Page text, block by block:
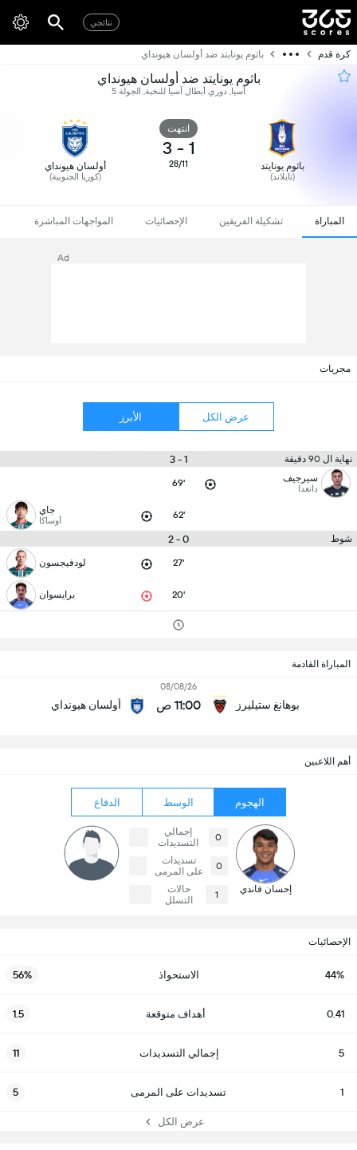
نتائجي
كرة قدم باثوم يونايتد ضد أولسان هيونداي
باثوم يونايتد ضد أولسان هيونداي
آسيا, دوري أبطال آسيا للنخبة, الجولة 5
باثوم يونايتد
(تايلاند)
انتهت
1
-
3
28/11 أولسان هيونداي
(كوريا الجنوبية)
المباراة تشكيلة الفريقين الإحصائيات المواجهات المباشرة
Ad
مجريات
عرض الكل الأبرز
نهاية ال 90 دقيقة 1 - 3
سيرجيف
دانغدا 69'
62' جاي
أوساكا
شوط 0 - 2
27' لودفيجسون
20' برايسوان
المباراة القادمة
بوهانغ ستيليرز
08/08/26
11:00 ص أولسان هيونداي
أهم اللاعبين
الهجوم الوسط الدفاع
إحسان فاندي
0
إجمالي
التسديدات
0
تسديدات
على المرمى
1
حالات
التسلل
الإحصائيات
44% الاستحواذ 56%
0.41 أهداف متوقعة 1.5
5 إجمالي التسديدات 11
1 تسديدات على المرمى 5
عرض الكل